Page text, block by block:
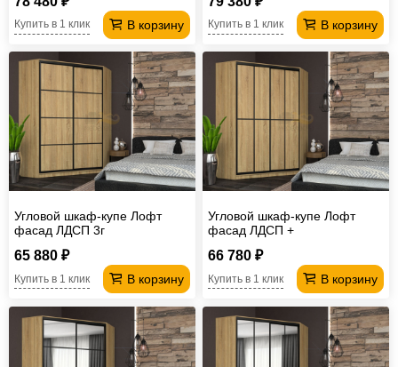
В корзину
Купить в 1 клик В корзину
Купить в 1 клик
Угловой шкаф-купе Лофт
фасад ЛДСП 3г
65 880 ₽
В корзину
Купить в 1 клик
Угловой шкаф-купе Лофт
фасад ЛДСП +
66 780 ₽
В корзину
Купить в 1 клик